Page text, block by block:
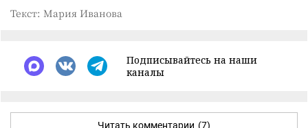
Текст: Мария Иванова
Подписывайтесь на наши
каналы
Читать комментарии (7)